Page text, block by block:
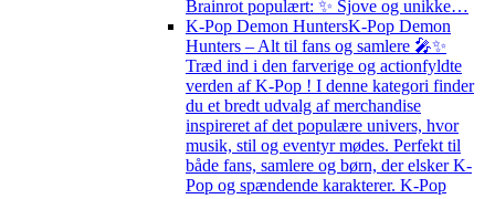
Brainrot populært: ✨ Sjove og unikke…
K-Pop Demon HuntersK-Pop Demon
Hunters – Alt til fans og samlere 🎤✨
Træd ind i den farverige og actionfyldte
verden af K-Pop ! I denne kategori finder
du et bredt udvalg af merchandise
inspireret af det populære univers, hvor
musik, stil og eventyr mødes. Perfekt til
både fans, samlere og børn, der elsker K-
Pop og spændende karakterer. K-Pop